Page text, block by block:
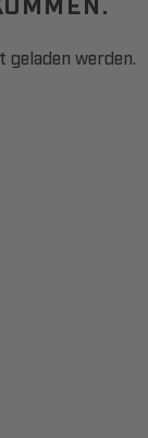
werden.